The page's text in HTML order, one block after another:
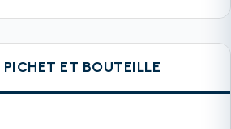
ET BOUTEILLE